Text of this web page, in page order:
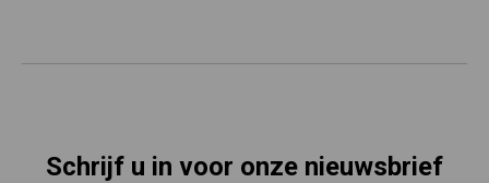
Schrijf u in voor onze nieuwsbrief